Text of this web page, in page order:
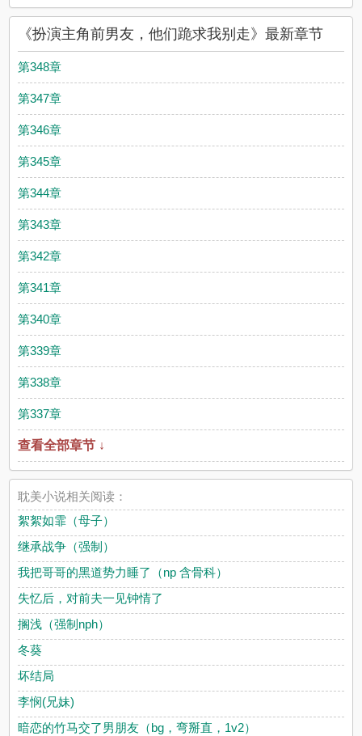
《扮演主角前男友，他们跪求我别走》最新章节
第348章
第347章
第346章
第345章
第344章
第343章
第342章
第341章
第340章
第339章
第338章
第337章
查看全部章节 ↓
耽美小说相关阅读：
絮絮如霏（母子）
继承战争（强制）
我把哥哥的黑道势力睡了（np 含骨科）
失忆后，对前夫一见钟情了
搁浅（强制nph）
冬葵
坏结局
李悯(兄妹)
暗恋的竹马交了男朋友（bg，弯掰直，1v2）